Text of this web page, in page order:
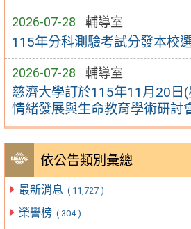
2026-07-28 輔導室
115年分科測驗考試分發本校
2026-07-28 輔導室
慈濟大學訂於115年11月20日
情緒發展與生命教育學術研討
依公告類別彙總
最新消息 ( 11,727 )
榮譽榜 ( 304 )